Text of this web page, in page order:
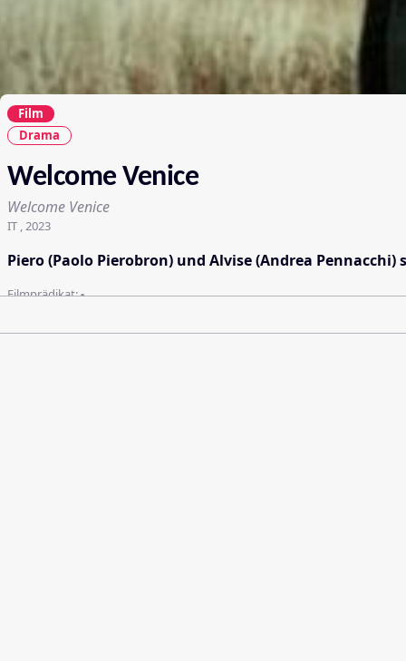
Film
Drama
Welcome Venice
Welcome Venice
IT , 2023
Piero (Paolo Pierobron) und Alvise (Andrea
Filmprädikat:-